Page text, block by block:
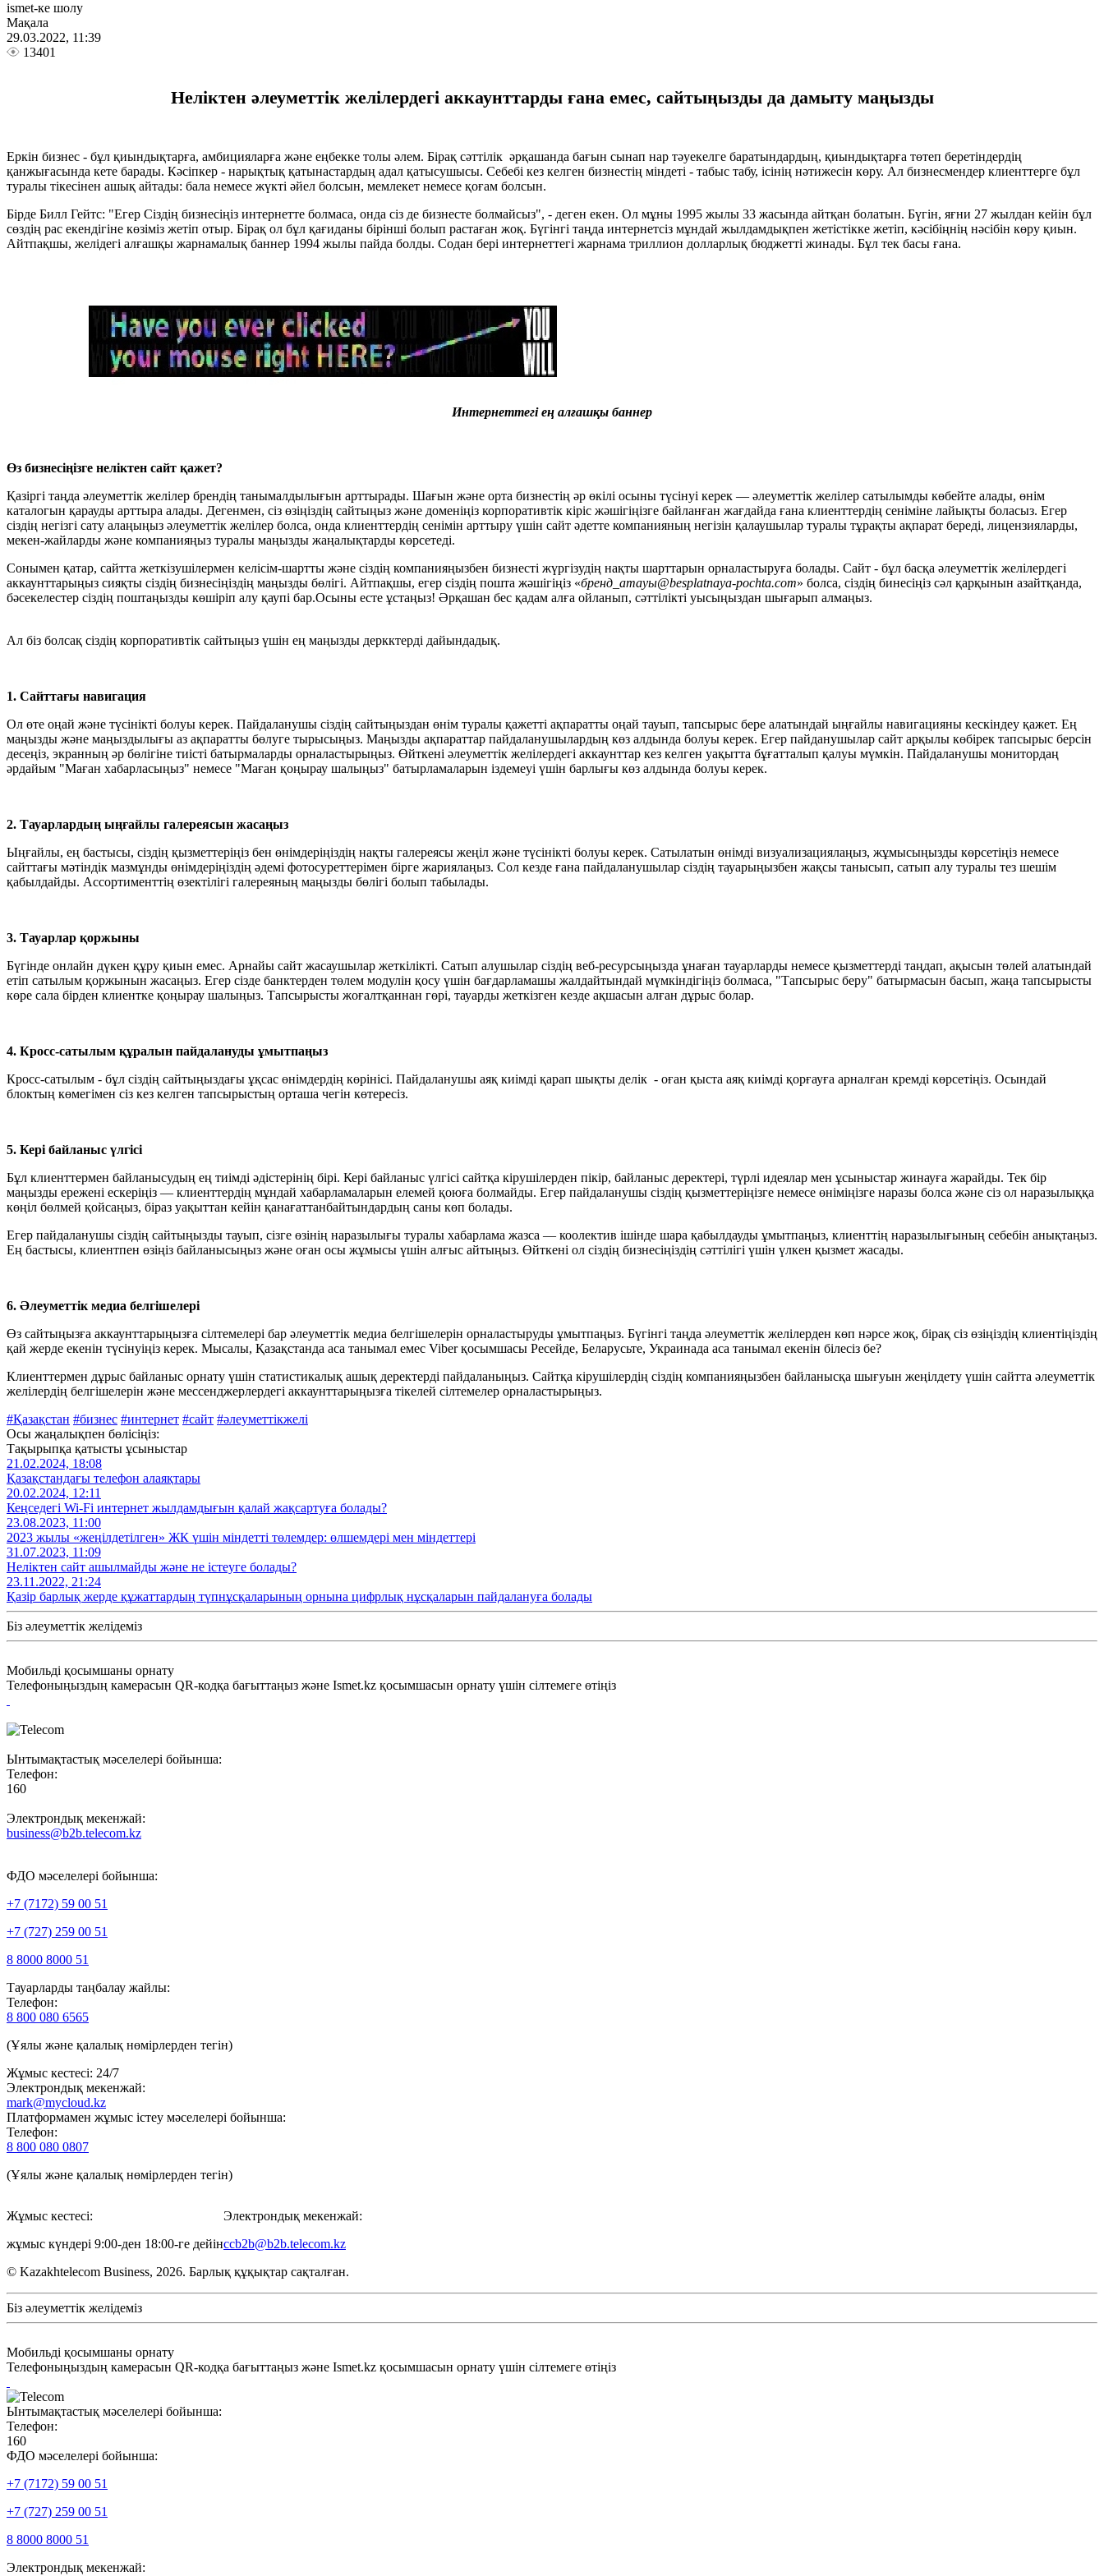
ismet-ке шолу
Мақала
29.03.2022, 11:39
13401
Неліктен әлеуметтік желілердегі аккаунттарды ғана емес, сайтыңызды да дамыту маңызды
Еркін бизнес - бұл қиындықтарға, амбицияларға және еңбекке толы әлем. Бірақ сәттілік әрқашанда бағын сынап нар тәуекелге баратындардың, қиындықтарға төтеп беретіндердің
қанжығасында кете барады. Кәсіпкер - нарықтық қатынастардың адал қатысушысы. Себебі кез келген бизнестің міндеті - табыс табу, ісінің нәтижесін көру. Ал бизнесмендер клиенттерге бұл
туралы тікесінен ашық айтады: бала немесе жүкті әйел болсын, мемлекет немесе қоғам болсын.
Бірде Билл Гейтс: "Егер Сіздің бизнесіңіз интернетте болмаса, онда сіз де бизнесте болмайсыз", - деген екен. Ол мұны 1995 жылы 33 жасында айтқан болатын. Бүгін, яғни 27 жылдан кейін бұл
сөздің рас екендігіне көзіміз жетіп отыр. Бірақ ол бұл қағиданы бірінші болып растаған жоқ. Бүгінгі таңда интернетсіз мұндай жылдамдықпен жетістікке жетіп, кәсібіңнің нәсібін көру қиын.
Айтпақшы, желідегі алғашқы жарнамалық баннер 1994 жылы пайда болды. Содан бері интернеттегі жарнама триллион долларлық бюджетті жинады. Бұл тек басы ғана.
Интернеттегі ең алғашқы баннер
Өз бизнесіңізге неліктен сайт қажет?
Қазіргі таңда әлеуметтік желілер брендің танымалдылығын арттырады. Шағын және орта бизнестің әр өкілі осыны түсінуі керек — әлеуметтік желілер сатылымды көбейте алады, өнім
каталогын қарауды арттыра алады. Дегенмен, сіз өзіңіздің сайтыңыз және доменіңіз корпоративтік кіріс жәшігіңізге байланған жағдайда ғана клиенттердің сеніміне лайықты боласыз. Егер
сіздің негізгі сату алаңыңыз әлеуметтік желілер болса, онда клиенттердің сенімін арттыру үшін сайт әдетте компанияның негізін қалаушылар туралы тұрақты ақпарат береді, лицензияларды,
мекен-жайларды және компанияңыз туралы маңызды жаңалықтарды көрсетеді.
Сонымен қатар, сайтта жеткізушілермен келісім-шартты және сіздің компанияңызбен бизнесті жүргізудің нақты шарттарын орналастыруға болады. Сайт - бұл басқа әлеуметтік желілердегі
аккаунттарыңыз сияқты сіздің бизнесіңіздің маңызды бөлігі. Айтпақшы, егер сіздің пошта жәшігіңіз «бренд_атауы@besplatnaya-pochta.com» болса, сіздің бинесіңіз сәл қарқынын азайтқанда,
бәсекелестер сіздің поштаңызды көшіріп алу қаупі бар.Осыны есте ұстаңыз! Әрқашан бес қадам алға ойланып, сәттілікті уысыңыздан шығарып алмаңыз.
Ал біз болсақ сіздің корпоративтік сайтыңыз үшін ең маңызды деркктерді дайындадық.
1. Сайттағы навигация
Ол өте оңай және түсінікті болуы керек. Пайдаланушы сіздің сайтыңыздан өнім туралы қажетті ақпаратты оңай тауып, тапсырыс бере алатындай ыңғайлы навигацияны кескіндеу қажет. Ең
маңызды және маңыздылығы аз ақпаратты бөлуге тырысыңыз. Маңызды ақпараттар пайдаланушылардың көз алдында болуы керек. Егер пайданушылар сайт арқылы көбірек тапсырыс берсін
десеңіз, экранның әр бөлігіне тиісті батырмаларды орналастырыңыз. Өйткені әлеуметтік желілердегі аккаунттар кез келген уақытта бұғатталып қалуы мүмкін. Пайдаланушы монитордаң
әрдайым "Маған хабарласыңыз" немесе "Маған қоңырау шалыңыз" батырламаларын іздемеуі үшін барлығы көз алдында болуы керек.
2. Тауарлардың ыңғайлы галереясын жасаңыз
Ыңғайлы, ең бастысы, сіздің қызметтеріңіз бен өнімдеріңіздің нақты галереясы жеңіл және түсінікті болуы керек. Сатылатын өнімді визуализациялаңыз, жұмысыңызды көрсетіңіз немесе
сайттағы мәтіндік мазмұнды өнімдеріңіздің әдемі фотосуреттерімен бірге жариялаңыз. Сол кезде ғана пайдаланушылар сіздің тауарыңызбен жақсы танысып, сатып алу туралы тез шешім
қабылдайды. Ассортименттің өзектілігі галереяның маңызды бөлігі болып табылады.
3. Тауарлар қоржыны
Бүгінде онлайн дүкен құру қиын емес. Арнайы сайт жасаушылар жеткілікті. Сатып алушылар сіздің веб-ресурсыңызда ұнаған тауарларды немесе қызметтерді таңдап, ақысын төлей алатындай
етіп сатылым қоржынын жасаңыз. Егер сізде банктерден төлем модулін қосу үшін бағдарламашы жалдайтындай мүмкіндігіңіз болмаса, "Тапсырыс беру" батырмасын басып, жаңа тапсырысты
көре сала бірден клиентке қоңырау шалыңыз. Тапсырысты жоғалтқаннан гөрі, тауарды жеткізген кезде ақшасын алған дұрыс болар.
4. Кросс-сатылым құралын пайдалануды ұмытпаңыз
Кросс-сатылым - бұл сіздің сайтыңыздағы ұқсас өнімдердің көрінісі. Пайдаланушы аяқ киімді қарап шықты делік - оған қыста аяқ киімді қорғауға арналған кремді көрсетіңіз. Осындай
блоктың көмегімен сіз кез келген тапсырыстың орташа чегін көтересіз.
5. Кері байланыс үлгісі
Бұл клиенттермен байланысудың ең тиімді әдістерінің бірі. Кері байланыс үлгісі сайтқа кірушілерден пікір, байланыс деректері, түрлі идеялар мен ұсыныстар жинауға жарайды. Тек бір
маңызды ережені ескеріңіз — клиенттердің мұндай хабарламаларын елемей қоюға болмайды. Егер пайдаланушы сіздің қызметтеріңізге немесе өніміңізге наразы болса және сіз ол наразылыққа
көңіл бөлмей қойсаңыз, біраз уақыттан кейін қанағаттанбайтындардың саны көп болады.
Егер пайдаланушы сіздің сайтыңызды тауып, сізге өзінің наразылығы туралы хабарлама жазса — коолектив ішінде шара қабылдауды ұмытпаңыз, клиенттің наразылығының себебін анықтаңыз.
Ең бастысы, клиентпен өзіңіз байланысыңыз және оған осы жұмысы үшін алғыс айтыңыз. Өйткені ол сіздің бизнесіңіздің сәттілігі үшін үлкен қызмет жасады.
6. Әлеуметтік медиа белгішелері
Өз сайтыңызға аккаунттарыңызға сілтемелері бар әлеуметтік медиа белгішелерін орналастыруды ұмытпаңыз. Бүгінгі таңда әлеуметтік желілерден көп нәрсе жоқ, бірақ сіз өзіңіздің клиентіңіздің
қай жерде екенін түсінуіңіз керек. Мысалы, Қазақстанда аса танымал емес Viber қосымшасы Ресейде, Беларусьте, Украинада аса танымал екенін білесіз бе?
Клиенттермен дұрыс байланыс орнату үшін статистикалық ашық деректерді пайдаланыңыз. Сайтқа кірушілердің сіздің компанияңызбен байланысқа шығуын жеңілдету үшін сайтта әлеуметтік
желілердің белгішелерін және мессенджерлердегі аккаунттарыңызға тікелей сілтемелер орналастырыңыз.
#Қазақстан #бизнес #интернет #сайт #әлеуметтікжелі
Осы жаңалықпен бөлісіңіз:
Тақырыпқа қатысты ұсыныстар
21.02.2024, 18:08
Қазақстандағы телефон алаяқтары
20.02.2024, 12:11
Кеңседегі Wi-Fi интернет жылдамдығын қалай жақсартуға болады?
23.08.2023, 11:00
2023 жылы «жеңілдетілген» ЖК үшін міндетті төлемдер: өлшемдері мен міндеттері
31.07.2023, 11:09
Неліктен сайт ашылмайды және не істеуге болады?
23.11.2022, 21:24
Қазір барлық жерде құжаттардың түпнұсқаларының орнына цифрлық нұсқаларын пайдалануға болады
Біз әлеуметтік желідеміз
Мобильді қосымшаны орнату
Телефоныңыздың камерасын QR-кодқа бағыттаңыз және Ismet.kz қосымшасын орнату үшін сілтемеге өтіңіз
Ынтымақтастық мәселелері бойынша:
Телефон:
160
Электрондық мекенжай:
business@b2b.telecom.kz
ФДО мәселелері бойынша:
+7 (7172) 59 00 51
+7 (727) 259 00 51
8 8000 8000 51
Тауарларды таңбалау жайлы:
Телефон:
8 800 080 6565
(Ұялы және қалалық нөмірлерден тегін)
Жұмыс кестесі: 24/7
Электрондық мекенжай:
mark@mycloud.kz
Платформамен жұмыс істеу мәселелері бойынша:
Телефон:
8 800 080 0807
(Ұялы және қалалық нөмірлерден тегін)
Жұмыс кестесі:
жұмыс күндері 9:00-ден 18:00-ге дейін
Электрондық мекенжай:
ccb2b@b2b.telecom.kz
© Kazakhtelecom Business, 2026. Барлық құқықтар сақталған.
Біз әлеуметтік желідеміз
Мобильді қосымшаны орнату
Телефоныңыздың камерасын QR-кодқа бағыттаңыз және Ismet.kz қосымшасын орнату үшін сілтемеге өтіңіз
Ынтымақтастық мәселелері бойынша:
Телефон:
160
ФДО мәселелері бойынша:
+7 (7172) 59 00 51
+7 (727) 259 00 51
8 8000 8000 51
Электрондық мекенжай: